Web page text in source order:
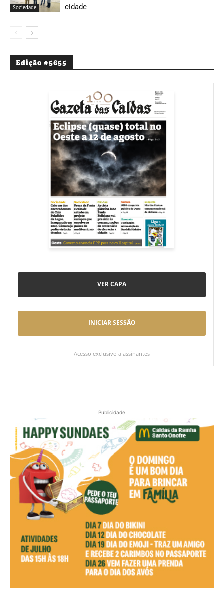
Sociedade
cidade
Edição #5655
VER CAPA
INICIAR SESSÃO
Acesso exclusivo a assinantes
Publicidade